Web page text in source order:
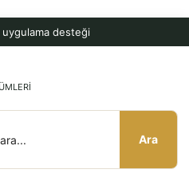
desteği
Ara